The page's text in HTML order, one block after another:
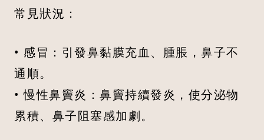
常見狀況：
• 感冒：引發鼻黏膜充血、腫脹，鼻子不
通順。
• 慢性鼻竇炎：鼻竇持續發炎，使分泌物
累積、鼻子阻塞感加劇。